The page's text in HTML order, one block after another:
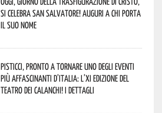
si celebra San Salvatore! Auguri a chi porta
il suo nome
Pisticci, pronto a tornare uno degli eventi
più affascinanti d’Italia: l’XI edizione del
Teatro dei Calanchi! I dettagli